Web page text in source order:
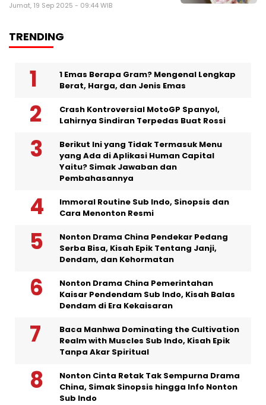
Jumat, 19 Sep 2025 - 09:44 WIB
TRENDING
1 Emas Berapa Gram? Mengenal Lengkap
Berat, Harga, dan Jenis Emas
Crash Kontroversial MotoGP Spanyol,
Lahirnya Sindiran Terpedas Buat Rossi
Berikut Ini yang Tidak Termasuk Menu
yang Ada di Aplikasi Human Capital
Yaitu? Simak Jawaban dan
Pembahasannya
Immoral Routine Sub Indo, Sinopsis dan
Cara Menonton Resmi
Nonton Drama China Pendekar Pedang
Serba Bisa, Kisah Epik Tentang Janji,
Dendam, dan Kehormatan
Nonton Drama China Pemerintahan
Kaisar Pendendam Sub Indo, Kisah Balas
Dendam di Era Kekaisaran
Baca Manhwa Dominating the Cultivation
Realm with Muscles Sub Indo, Kisah Epik
Tanpa Akar Spiritual
Nonton Cinta Retak Tak Sempurna Drama
China, Simak Sinopsis hingga Info Nonton
Sub Indo